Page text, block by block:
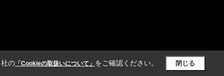
の「Cookieの取扱いについて」 をご確認ください。 閉じる